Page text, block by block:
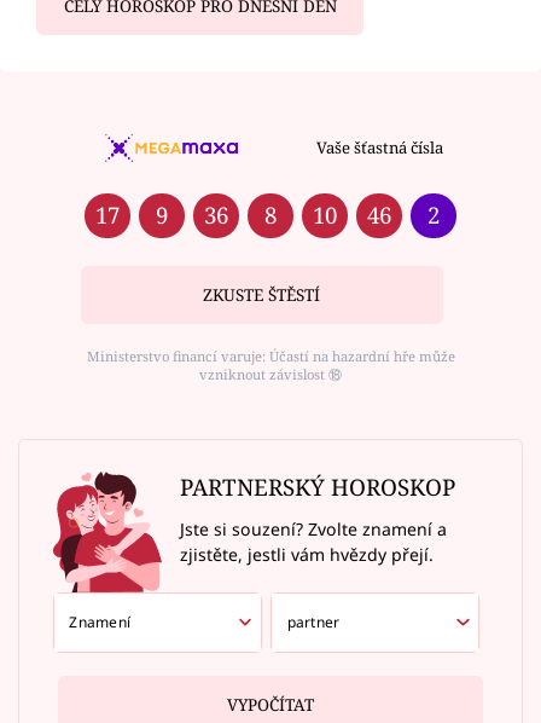
CELÝ HOROSKOP PRO DNEŠNÍ DEN
Vaše šťastná čísla
17 9 36 8 10 46 2
ZKUSTE ŠTĚSTÍ
Ministerstvo financí varuje: Účastí na hazardní hře může
vzniknout závislost ⑱
PARTNERSKÝ HOROSKOP
Jste si souzení? Zvolte znamení a
zjistěte, jestli vám hvězdy přejí.
VYPOČÍTAT